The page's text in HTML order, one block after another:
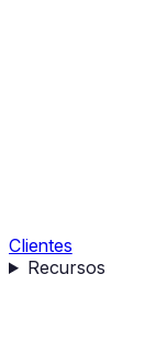
Clientes
Recursos